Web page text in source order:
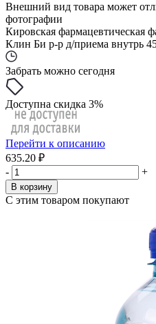
Внешний вид товара может
фотографии
Кировская фармацевтическая
Клин Би р-р д/приема внутрь
Забрать можно сегодня
Доступна скидка 3%
Перейти к описанию
635.20 ₽
-
+
В корзину
С этим товаром покупают